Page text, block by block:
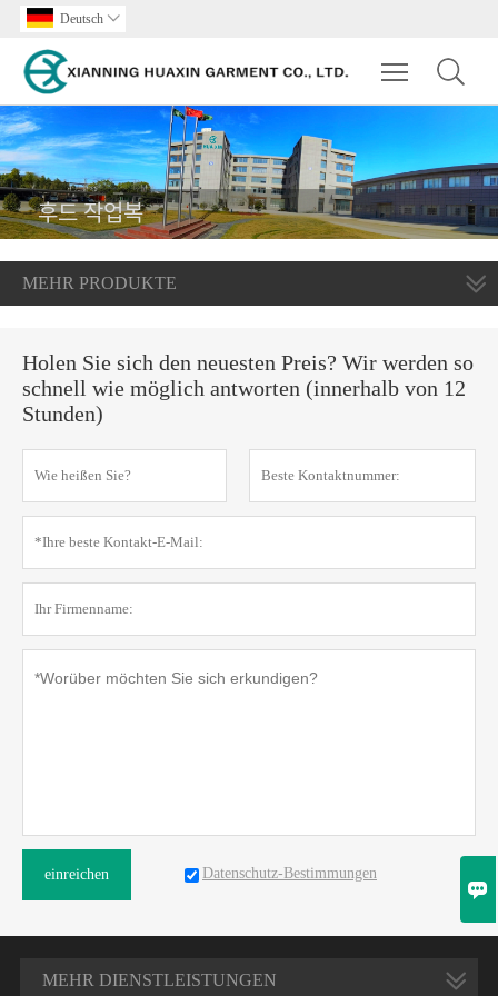
Deutsch 
Toggle
후드 작업복
MEHR PRODUKTE
Holen Sie sich den neuesten Preis? Wir werden so
schnell wie möglich antworten (innerhalb von 12
Stunden)
einreichen Datenschutz-Bestimmungen
MEHR DIENSTLEISTUNGEN
